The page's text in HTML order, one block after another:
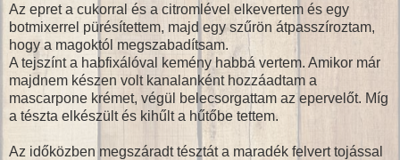
Az epret a cukorral és a citromlével elkevertem és egy
botmixerrel pürésítettem, majd egy szűrön átpasszíroztam,
hogy a magoktól megszabadítsam.
A tejszínt a habfixálóval kemény habbá vertem. Amikor már
majdnem készen volt kanalanként hozzáadtam a
mascarpone krémet, végül belecsorgattam az epervelőt. Míg
a tészta elkészült és kihűlt a hűtőbe tettem.
Az időközben megszáradt tésztát a maradék felvert tojással